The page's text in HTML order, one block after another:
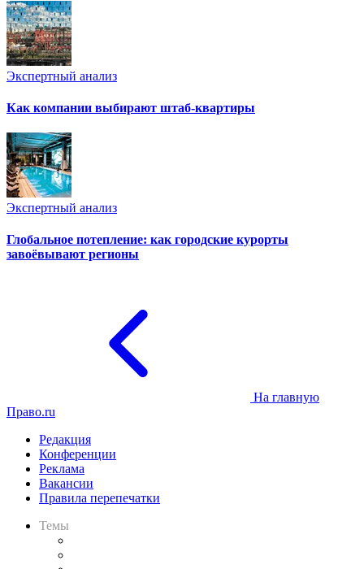
Экспертный анализ
Как компании выбирают штаб-квартиры
Экспертный анализ
Глобальное потепление: как городские курорты
завоёвывают регионы
На главную
Право.ru
Редакция
Конференции
Реклама
Вакансии
Правила перепечатки
Темы